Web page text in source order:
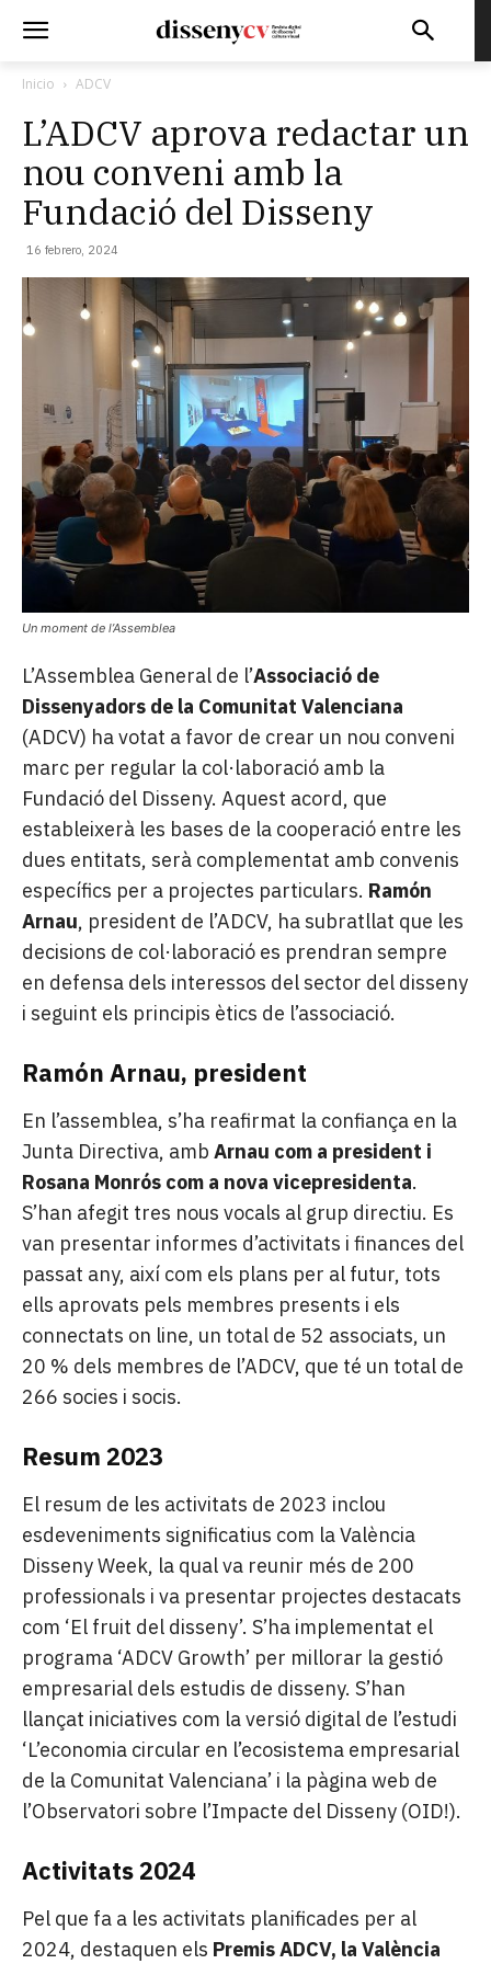
Inicio ADCV
L’ADCV aprova redactar un
nou conveni amb la
Fundació del Disseny
16 febrero, 2024
Un moment de l’Assemblea
L’Assemblea General de l’Associació de
Dissenyadors de la Comunitat Valenciana
(ADCV) ha votat a favor de crear un nou conveni
marc per regular la col·laboració amb la
Fundació del Disseny. Aquest acord, que
estableixerà les bases de la cooperació entre les
dues entitats, serà complementat amb convenis
específics per a projectes particulars. Ramón
Arnau, president de l’ADCV, ha subratllat que les
decisions de col·laboració es prendran sempre
en defensa dels interessos del sector del disseny
i seguint els principis ètics de l’associació.
Ramón Arnau, president
En l’assemblea, s’ha reafirmat la confiança en la
Junta Directiva, amb Arnau com a president i
Rosana Monrós com a nova vicepresidenta.
S’han afegit tres nous vocals al grup directiu. Es
van presentar informes d’activitats i finances del
passat any, així com els plans per al futur, tots
ells aprovats pels membres presents i els
connectats on line, un total de 52 associats, un
20 % dels membres de l’ADCV, que té un total de
266 socies i socis.
Resum 2023
El resum de les activitats de 2023 inclou
esdeveniments significatius com la València
Disseny Week, la qual va reunir més de 200
professionals i va presentar projectes destacats
com ‘El fruit del disseny’. S’ha implementat el
programa ‘ADCV Growth’ per millorar la gestió
empresarial dels estudis de disseny. S’han
llançat iniciatives com la versió digital de l’estudi
‘L’economia circular en l’ecosistema empresarial
de la Comunitat Valenciana’ i la pàgina web de
l’Observatori sobre l’Impacte del Disseny (OID!).
Activitats 2024
Pel que fa a les activitats planificades per al
2024, destaquen els Premis ADCV, la València